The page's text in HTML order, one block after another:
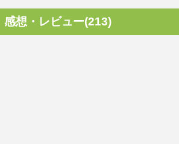
感想・レビュー(213)